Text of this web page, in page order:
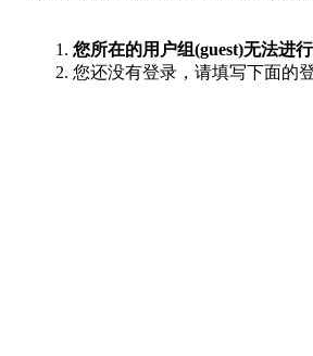
您所在的用户组(guest)无法进行
您还没有登录，请填写下面的